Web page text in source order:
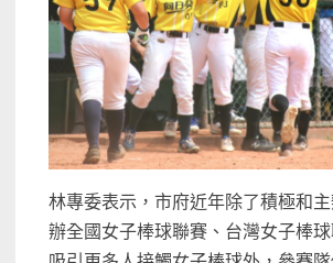
林專委表示，市府近年除了積極和
辦全國女子棒球聯賽、台灣女子棒球